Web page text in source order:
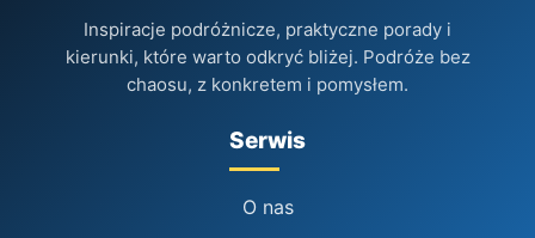
Inspiracje podróżnicze, praktyczne porady i
kierunki, które warto odkryć bliżej. Podróże bez
chaosu, z konkretem i pomysłem.
Serwis
O nas